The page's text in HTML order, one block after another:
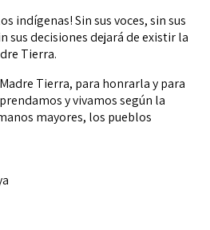
indígenas! Sin sus voces, sin sus
sus decisiones dejará de existir la
Tierra.
Tierra, para honrarla y para
y vivamos según la
mayores, los pueblos